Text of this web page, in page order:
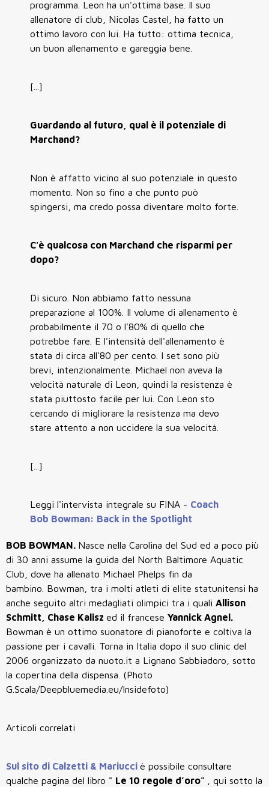
programma. Leon ha un'ottima base. Il suo
allenatore di club, Nicolas Castel, ha fatto un
ottimo lavoro con lui. Ha tutto: ottima tecnica,
un buon allenamento e gareggia bene.
[...]
Guardando al futuro, qual è il potenziale di
Marchand?
Non è affatto vicino al suo potenziale in questo
momento. Non so fino a che punto può
spingersi, ma credo possa diventare molto forte.
C'è qualcosa con Marchand che risparmi per
dopo?
Di sicuro. Non abbiamo fatto nessuna
preparazione al 100%. Il volume di allenamento è
probabilmente il 70 o l'80% di quello che
potrebbe fare. E l'intensità dell'allenamento è
stata di circa all'80 per cento. I set sono più
brevi, intenzionalmente. Michael non aveva la
velocità naturale di Leon, quindi la resistenza è
stata piuttosto facile per lui. Con Leon sto
cercando di migliorare la resistenza ma devo
stare attento a non uccidere la sua velocità.
[...]
Leggi l'intervista integrale su FINA - Coach
Bob Bowman: Back in the Spotlight
BOB BOWMAN. Nasce nella Carolina del Sud ed a poco più
di 30 anni assume la guida del North Baltimore Aquatic
Club, dove ha allenato Michael Phelps fin da
bambino. Bowman, tra i molti atleti di elite statunitensi ha
anche seguito altri medagliati olimpici tra i quali Allison
Schmitt, Chase Kalisz ed il francese Yannick Agnel.
Bowman è un ottimo suonatore di pianoforte e coltiva la
passione per i cavalli. Torna in Italia dopo il suo clinic del
2006 organizzato da nuoto.it a Lignano Sabbiadoro, sotto
la copertina della dispensa. (Photo
G.Scala/Deepbluemedia.eu/Insidefoto)
Articoli correlati
Sul sito di Calzetti & Mariucci è possibile consultare
qualche pagina del libro " Le 10 regole d’oro"
, qui sotto la